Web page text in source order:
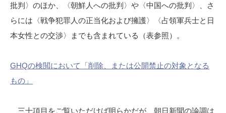
批判〉のほか、〈朝鮮人への批判〉や〈中国への批判〉、さ
らには〈戦争犯罪人の正当化および擁護〉〈占領軍兵士と日
本女性との交渉〉までも含まれている（表参照）。
GHQの検閲において「削除、または公開禁止の対象となる
もの」
三十項目をご覧いただけば明らかだが、朝日新聞の論調は